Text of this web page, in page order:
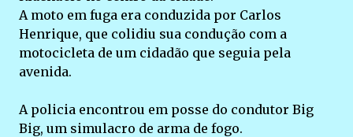
A moto em fuga era conduzida por Carlos
Henrique, que colidiu sua condução com a
motocicleta de um cidadão que seguia pela
avenida.
A policia encontrou em posse do condutor Big
Big, um simulacro de arma de fogo.